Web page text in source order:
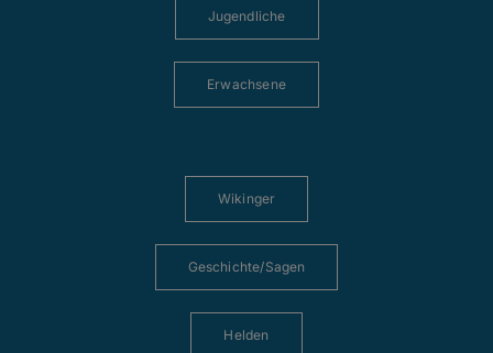
Jugendliche
Erwachsene
Wikinger
Geschichte/Sagen
Helden